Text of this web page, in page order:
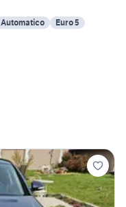
Automatico Euro 5